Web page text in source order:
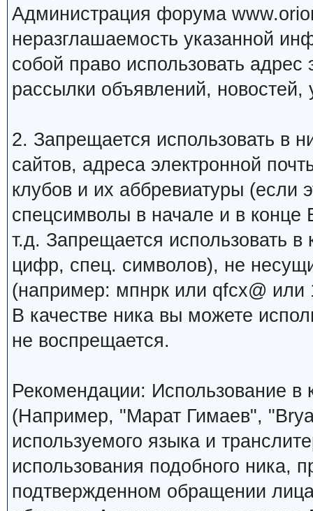
Администрация форума
неразглашаемость указанной
собой право использовать
рассылки объявлений, новостей,
2. Запрещается использовать в
сайтов, адреса электронной
клубов и их аббревиатуры (если
спецсимволы в начале и в
т.д. Запрещается использовать
цифр, спец. символов), не
(например: мпнрк или qfcx@ или
В качестве ника вы можете
не воспрещается.
Рекомендации: Использование в
(Например, "Марат Гимаев",
используемого языка и
использования подобного ника,
подтвержденном обращении